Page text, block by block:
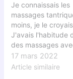
Je connaissais les
massages
moins, je le
J'avais l'habitude
des massages
masseuses ou la
masseuse était nue
17 mars 2022
Article similaire